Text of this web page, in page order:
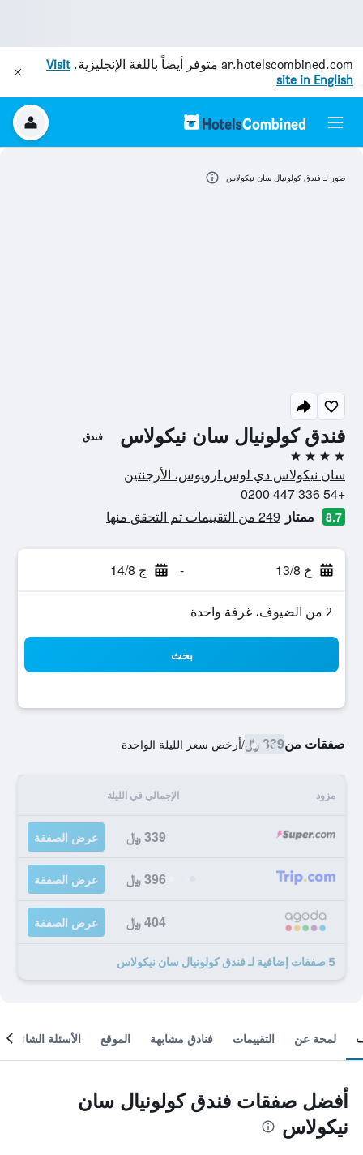
ar.hotelscombined.com متوفر أيضاً باللغة الإنجليزية.Visit
site in English
فندق كولونيال سان نيكولاس فندق
4 نجوم
سان نيكولاس دي لوس ارويوس، الأرجنتين
+54 336 447 0200
8.7 ممتاز 249 من التقييمات تم التحقق منها
خ 13/8 - ج 14/8
2 من الضيوف، غرفة واحدة
بحث
صفقات من339 ﷼ /أرخص سعر الليلة الواحدة
مزود الإجمالي في الليلة
339 ﷼ عرض الصفقة
396 ﷼ عرض الصفقة
404 ﷼ عرض الصفقة
5 صفقات إضافية لـ فندق كولونيال سان نيكولاس
صور لـ فندق كولونيال سان نيكولاس
لمحة عن التقييمات فنادق مشابهة الموقع الأسئلة الشائعة
أفضل صفقات فندق كولونيال سان
نيكولاس